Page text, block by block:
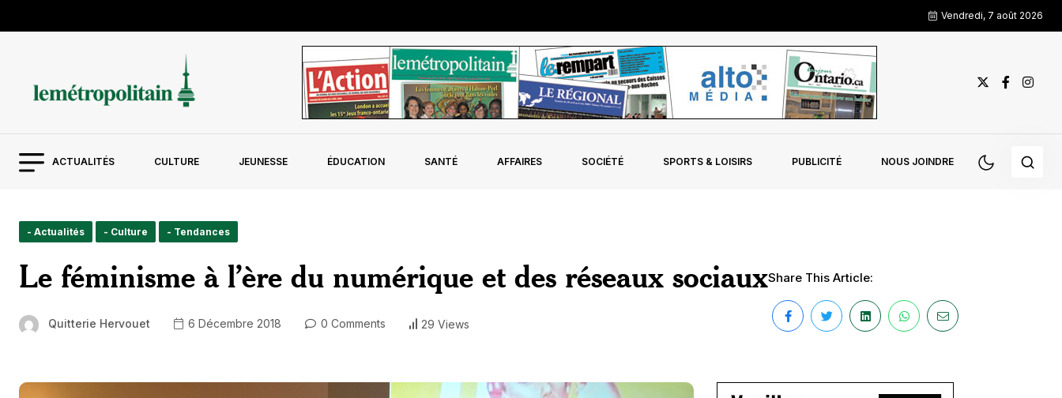
Vendredi, 7 août 2026
ACTUALITÉS CULTURE JEUNESSE ÉDUCATION SANTÉ AFFAIRES SOCIÉTÉ SPORTS & LOISIRS PUBLICITÉ NOUS JOINDRE
- Actualités - Culture - Tendances
Le féminisme à l’ère du numérique et des réseaux sociaux
Quitterie Hervouet 6 Décembre 2018 0 Comments 29 Views
Share This Article: